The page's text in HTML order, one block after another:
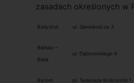
zasadach określonych w
Białystok ul. Sienkiewicza 3
Bielsko –
Biała
ul. Dąbrowskiego 6
Bytom pl. Tadeusza Kościuszki 1